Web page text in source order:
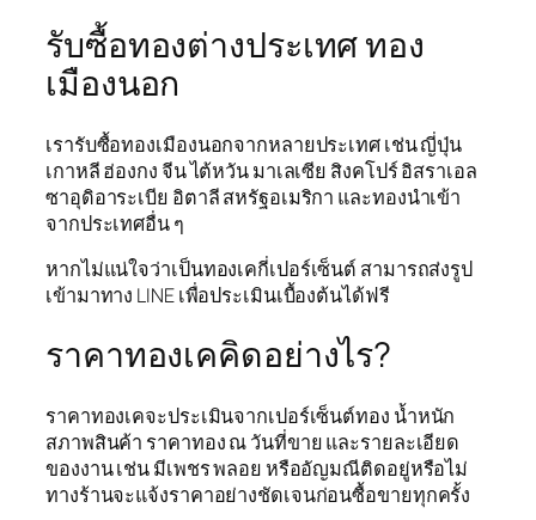
รับซื้อทองต่างประเทศ ทอง
เมืองนอก
เรารับซื้อทองเมืองนอกจากหลายประเทศ เช่น ญี่ปุ่น
เกาหลี ฮ่องกง จีน ไต้หวัน มาเลเซีย สิงคโปร์ อิสราเอล
ซาอุดิอาระเบีย อิตาลี สหรัฐอเมริกา และทองนำเข้า
จากประเทศอื่น ๆ
หากไม่แน่ใจว่าเป็นทองเคกี่เปอร์เซ็นต์ สามารถส่งรูป
เข้ามาทาง LINE เพื่อประเมินเบื้องต้นได้ฟรี
ราคาทองเคคิดอย่างไร?
ราคาทองเคจะประเมินจากเปอร์เซ็นต์ทอง น้ำหนัก
สภาพสินค้า ราคาทอง ณ วันที่ขาย และรายละเอียด
ของงาน เช่น มีเพชร พลอย หรืออัญมณีติดอยู่หรือไม่
ทางร้านจะแจ้งราคาอย่างชัดเจนก่อนซื้อขายทุกครั้ง